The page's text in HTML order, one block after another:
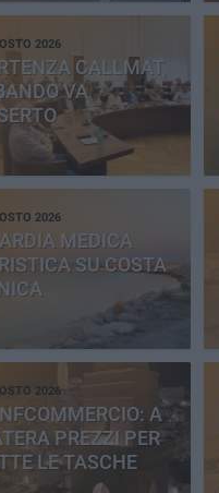
2026
CALLMAT,
VA
2026
MEDICA
SU COSTA
2026
A
PREZZI PER
LE TASCHE